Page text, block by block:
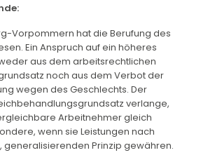
Vorpommern hat die Berufung des
Ein Anspruch auf ein höheres
aus dem arbeitsrechtlichen
noch aus dem Verbot der
wegen des Geschlechts. Der
verlange,
Arbeitnehmer gleich
wenn sie Leistungen nach
Prinzip gewähren.